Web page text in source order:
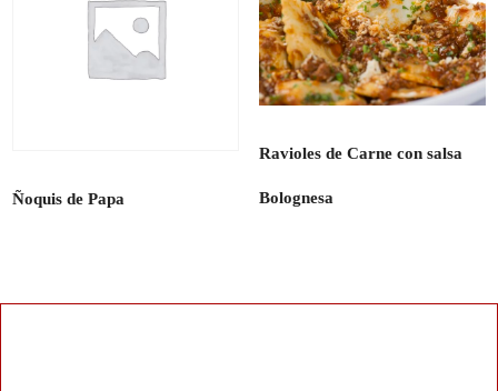
Ñoquis de Papa
Ravioles de Carne con salsa
Bolognesa